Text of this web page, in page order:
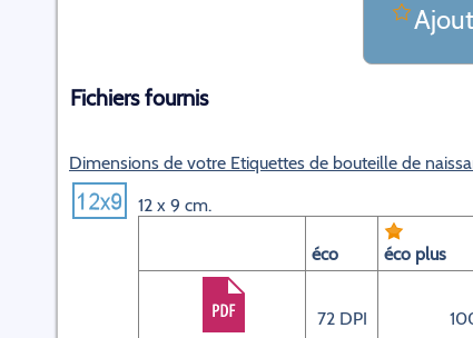
Fichiers fournis
Dimensions de votre Etiquettes de bouteille de
12 x 9 cm.
éco éco plus
72 DPI